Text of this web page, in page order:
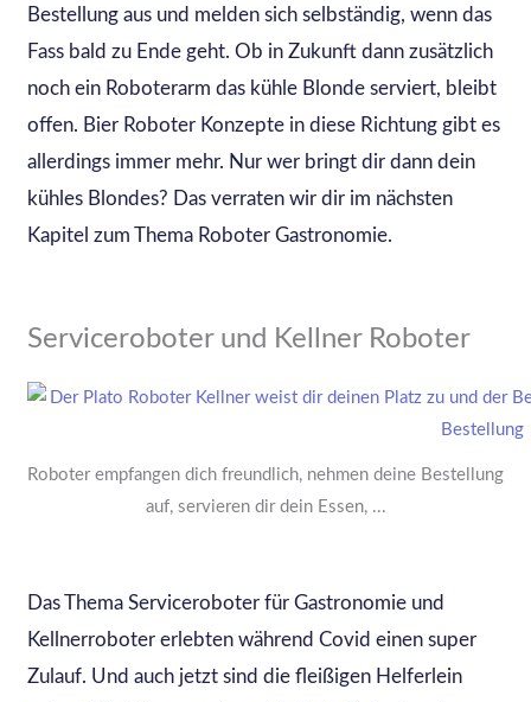
Bestellung aus und melden sich selbständig, wenn das
Fass bald zu Ende geht. Ob in Zukunft dann zusätzlich
noch ein Roboterarm das kühle Blonde serviert, bleibt
offen. Bier Roboter Konzepte in diese Richtung gibt es
allerdings immer mehr. Nur wer bringt dir dann dein
kühles Blondes? Das verraten wir dir im nächsten
Kapitel zum Thema Roboter Gastronomie.
Serviceroboter und Kellner Roboter
Roboter empfangen dich freundlich, nehmen deine Bestellung
auf, servieren dir dein Essen, ...
Das Thema Serviceroboter für Gastronomie und
Kellnerroboter erlebten während Covid einen super
Zulauf. Und auch jetzt sind die fleißigen Helferlein